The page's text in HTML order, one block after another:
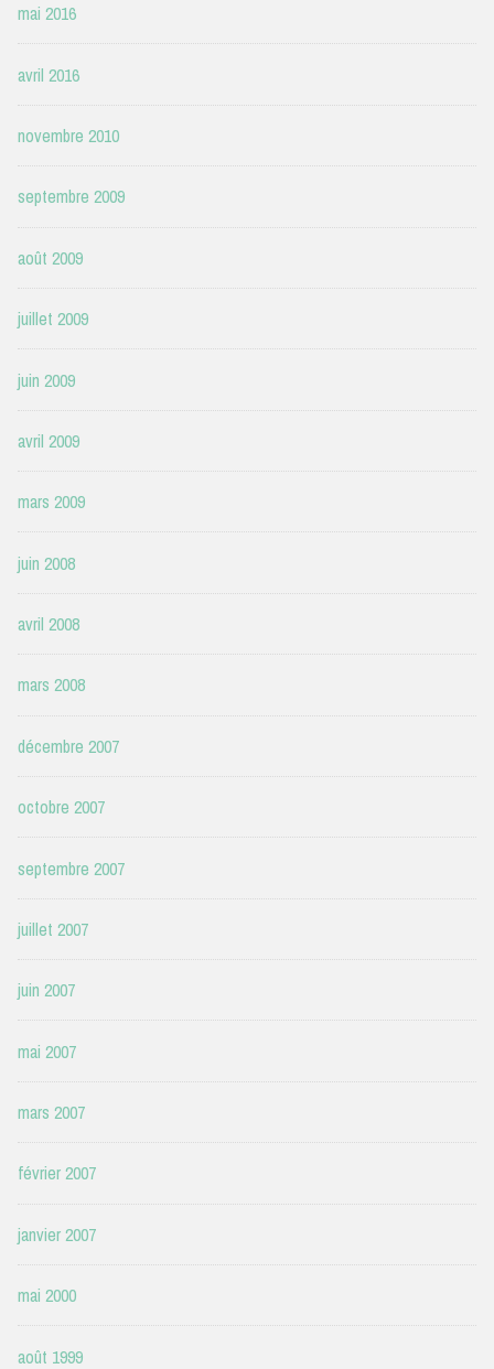
mai 2016
avril 2016
novembre 2010
septembre 2009
août 2009
juillet 2009
juin 2009
avril 2009
mars 2009
juin 2008
avril 2008
mars 2008
décembre 2007
octobre 2007
septembre 2007
juillet 2007
juin 2007
mai 2007
mars 2007
février 2007
janvier 2007
mai 2000
août 1999